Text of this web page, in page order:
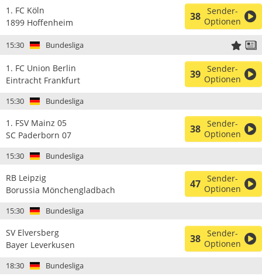
1. FC Köln
1899 Hoffenheim
38 Sender-
Optionen
15:30 Bundesliga
1. FC Union Berlin
Eintracht Frankfurt
39 Sender-
Optionen
15:30 Bundesliga
1. FSV Mainz 05
SC Paderborn 07
38 Sender-
Optionen
15:30 Bundesliga
RB Leipzig
Borussia Mönchengladbach
47 Sender-
Optionen
15:30 Bundesliga
SV Elversberg
Bayer Leverkusen
38 Sender-
Optionen
18:30 Bundesliga